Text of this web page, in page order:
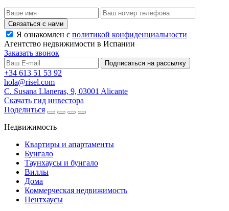
Связаться с нами
Я ознакомлен с политикой конфиденциальности
Агентство недвижимости в Испании
Заказать звонок
Подписаться на рассылку
+34 613 51 53 92
hola@risel.com
C. Susana Llaneras, 9, 03001 Alicante
Скачать гид инвестора
Поделиться
Недвижимость
Квартиры и апартаменты
Бунгало
Таунхаусы и бунгало
Виллы
Дома
Коммерческая недвижимость
Пентхаусы